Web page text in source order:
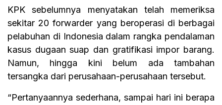
KPK sebelumnya menyatakan telah memeriksa
sekitar 20 forwarder yang beroperasi di berbagai
pelabuhan di Indonesia dalam rangka pendalaman
kasus dugaan suap dan gratifikasi impor barang.
Namun, hingga kini belum ada tambahan
tersangka dari perusahaan-perusahaan tersebut.
“Pertanyaannya sederhana, sampai hari ini berapa